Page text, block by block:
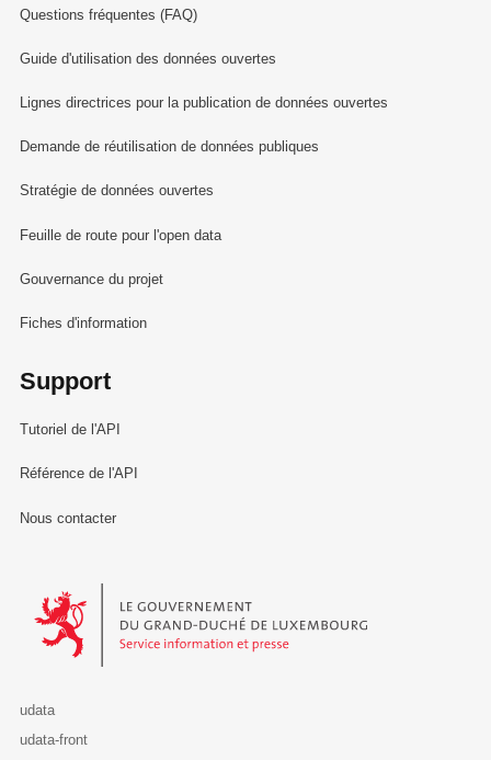
Questions fréquentes (FAQ)
Guide d'utilisation des données ouvertes
Lignes directrices pour la publication de données ouvertes
Demande de réutilisation de données publiques
Stratégie de données ouvertes
Feuille de route pour l'open data
Gouvernance du projet
Fiches d'information
Support
Tutoriel de l'API
Référence de l'API
Nous contacter
Le Gouvernement du Grand-Duché de Luxembourg - Service
udata
udata-front